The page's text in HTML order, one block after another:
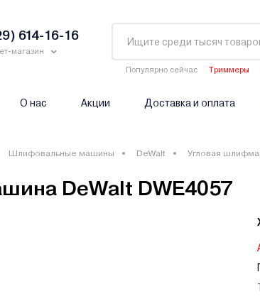
614-16-16
магазин
Популярно сейчас Триммеры
О нас Акции Доставка и оплата
Шлифовальные машины DeWalt Угловая
DeWalt DWE4057